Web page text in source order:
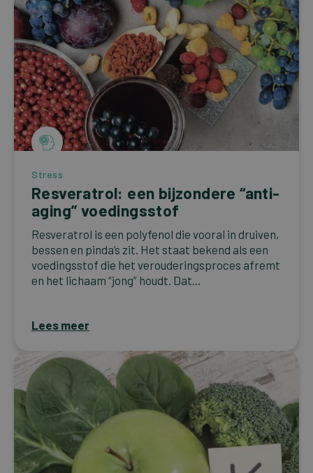
Stress
Resveratrol: een bijzondere “anti-
aging” voedingsstof
Resveratrol is een polyfenol die vooral in druiven,
bessen en pinda’s zit. Het staat bekend als een
voedingsstof die het verouderingsproces afremt
en het lichaam “jong” houdt. Dat...
Lees meer